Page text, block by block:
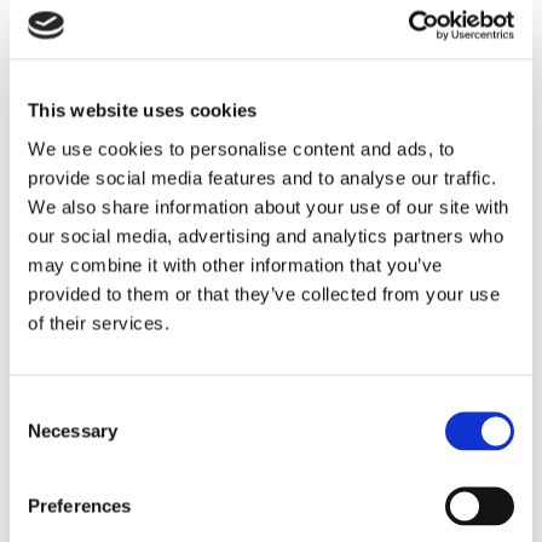
This website uses cookies
We use cookies to personalise content and ads, to
provide social media features and to analyse our traffic.
We also share information about your use of our site with
our social media, advertising and analytics partners who
may combine it with other information that you’ve
provided to them or that they’ve collected from your use
of their services.
Selection
Necessary
Preferences
Finnlines ökar vinsten trots
högt kostnadstryck
Tallink lyfter halvåret trots